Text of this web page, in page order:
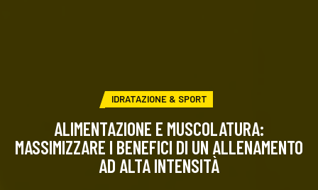
CATEGORIA:
IDRATAZIONE & SPORT
ALIMENTAZIONE E MUSCOLATURA:
MASSIMIZZARE I BENEFICI DI UN ALLENAMENTO
AD ALTA INTENSITÀ